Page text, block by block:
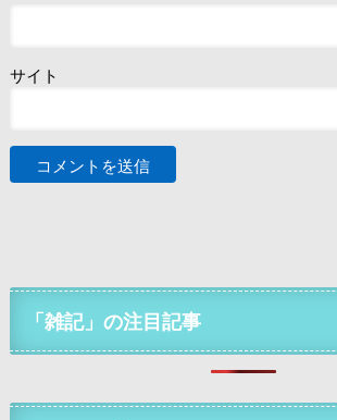
サイト
「雑記」の注目記事